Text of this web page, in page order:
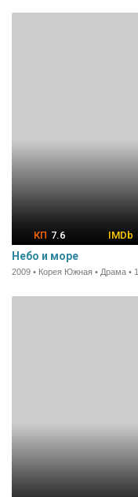
7.6
Небо и море
2009 • Корея Южная • Драма •